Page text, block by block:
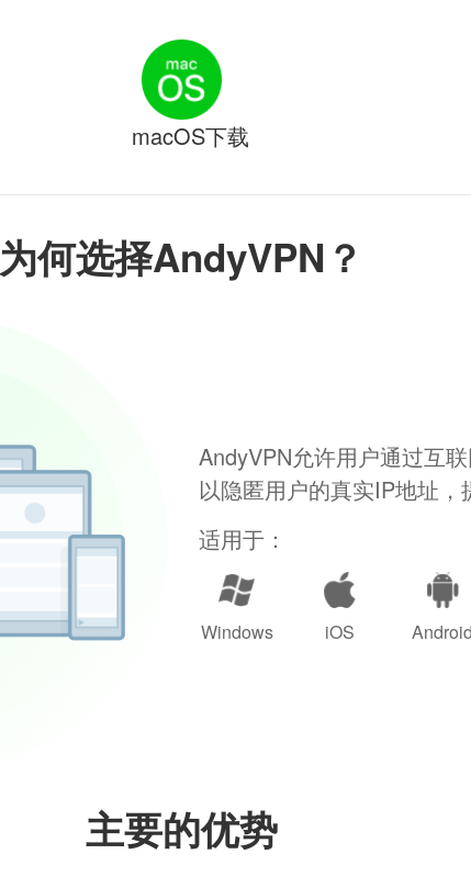
为何选择AndyVPN？
AndyVPN允许用户通过互
以隐匿用户的真实IP地址，
适用于：
Windows iOS Android
主要的优势
macOS下载